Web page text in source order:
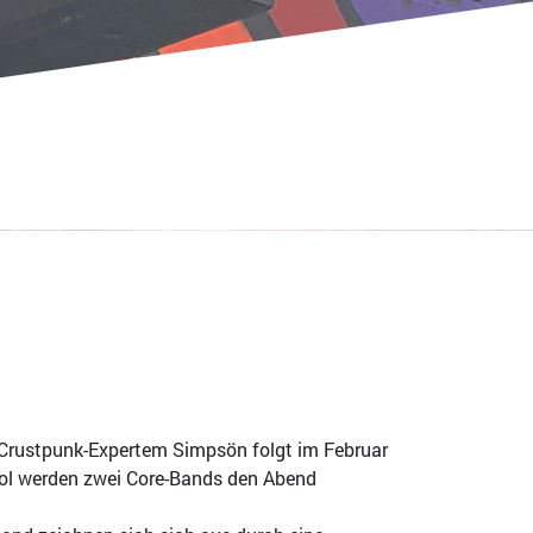
Expertem Simpsön folgt im Februar
werden zwei Core-Bands den Abend